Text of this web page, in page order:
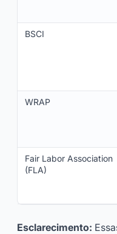
BSCI
WRAP
Fair Labor Association
(FLA)
Esclarecimento: